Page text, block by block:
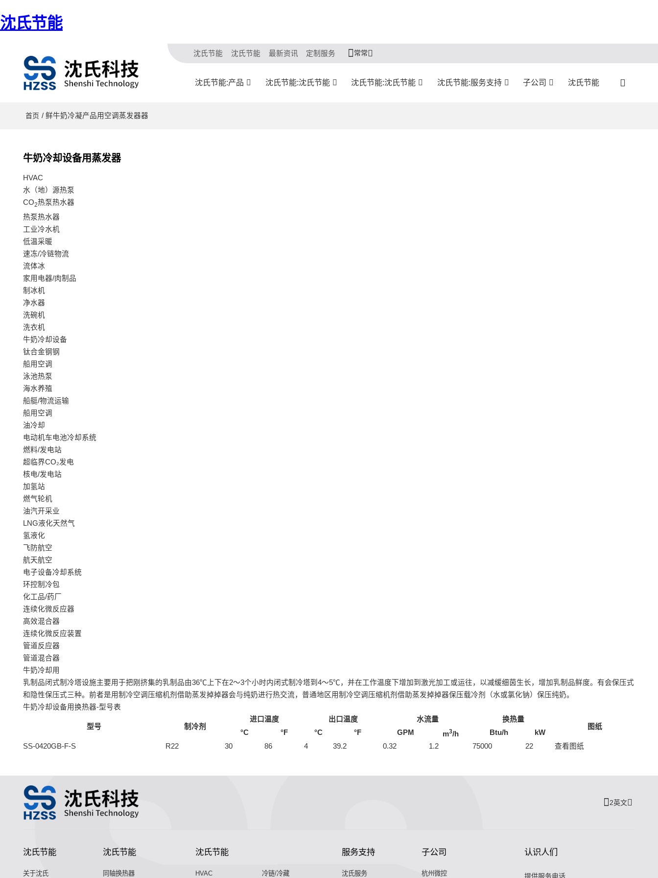
沈氏节能
沈氏节能 沈氏节能 最新资讯 定制服务 常常
沈氏节能:产品 沈氏节能:沈氏节能 沈氏节能:沈氏节能 沈氏节能:服务支持 子公司 沈氏节能
首页 / 鲜牛奶冷凝产品用空调蒸发器器
牛奶冷却设备用蒸发器
HVAC
水（地）源热泵
CO2热泵热水器
热泵热水器
工业冷水机
低温采暖
速冻/冷链物流
流体冰
家用电器/肉制品
制冰机
净水器
洗碗机
洗衣机
牛奶冷却设备
钛合金钢钢
船用空调
泳池热泵
海水养殖
船艇/物流运输
船用空调
油冷却
电动机车电池冷却系统
燃料/发电站
超临界CO₂发电
核电/发电站
加氢站
燃气轮机
油汽开采业
LNG液化天然气
氢液化
飞防航空
航天航空
电子设备冷却系统
环控制冷包
化工品/药厂
连续化微反应器
高效混合器
连续化微反应装置
管道反应器
管道混合器
牛奶冷却用
乳制品闭式制冷塔设施主要用于把刚挤集的乳制品由36℃上下在2～3个小时内闭式制冷塔到4～5℃，并在工作温度下增加到激光加工或运往，以减缓细茵生长，增加乳制品鲜度。有会保压式
和隐性保压式三种。前者是用制冷空调压缩机剂借助蒸发掉掉器会与纯奶进行热交流，普通地区用制冷空调压缩机剂借助蒸发掉掉器保压载冷剂（水或氯化钠）保压纯奶。
牛奶冷却设备用换热器-型号表
型号 制冷剂
进口温度 出口温度 水流量
换热量
图纸
°C °F °C °F GPM m3/h Btu/h
kW
SS-0420GB-F-S
R22 30 86 4 39.2 0.32 1.2 75000 22 查看图纸
2英文
沈氏节能
关于沈氏
沈氏节能
同轴换热器
沈氏节能
HVAC 冷链/冷藏
服务支持
沈氏服务
子公司
杭州微控
认识人们
提供服务电话